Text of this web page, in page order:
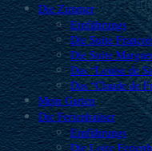
Die Zimmer
Einführungs
Die Suite
Die Suite
Das “Louise de
Das “Claude de
Mein Garten
Die Ferienhaüser
Einführungs
Die Loire